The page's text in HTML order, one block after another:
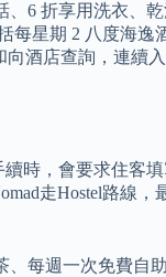
、6 折享用洗衣、
星期 2 八度海逸
酒店查詢，連續
時，會要求住客
走Hostel路線，
、每週一次免費自